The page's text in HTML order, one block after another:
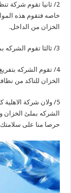
2/ ثانيا تقوم شركة
خاصه فتقوم هذه
الخزان من الداخل.
3/ ثالثا تقوم الشركه بملئ الخزان بالمياه ووضع نوع معين من المطهرات.
4/ تقوم الشركه
الخزان للتاكد من
5/ ولان شركة
الشركه بملئ
حرصا منا على